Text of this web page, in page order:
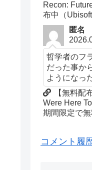
Recon:
布中（
匿名
哲学者のフ
だった事か
ようになっ
【無料配
Were Here
期間限定で
コメント履